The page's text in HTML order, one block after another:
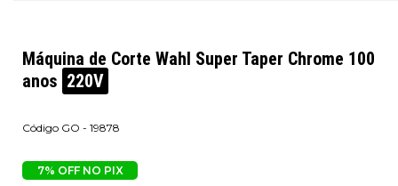
Máquina de Corte Wahl Super Taper Chrome 100
anos 220V
GO - 19878
7% OFF NO PIX